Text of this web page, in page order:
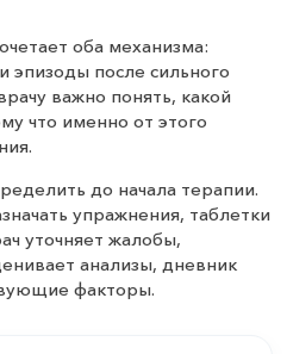
оба механизма:
эпизоды после сильного
важно понять, какой
что именно от этого
до начала терапии.
упражнения, таблетки
уточняет жалобы,
анализы, дневник
факторы.